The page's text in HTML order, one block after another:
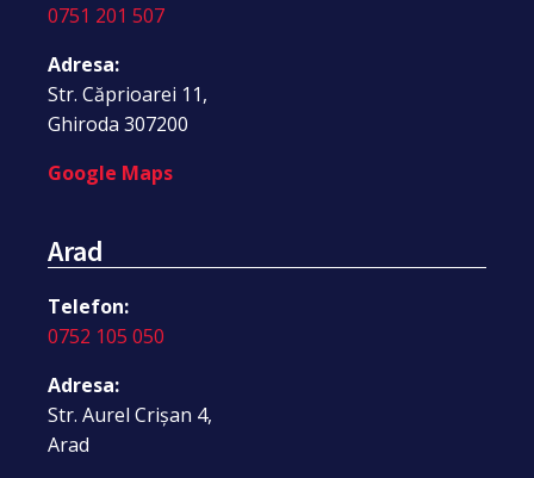
0751 201 507
Adresa:
Str. Căprioarei 11,
Ghiroda 307200
Google Maps
Arad
Telefon:
0752 105 050
Adresa:
Str. Aurel Crișan 4,
Arad